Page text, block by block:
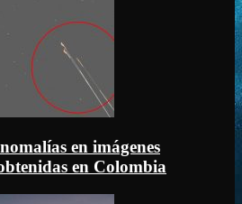
en imágenes
en Colombia